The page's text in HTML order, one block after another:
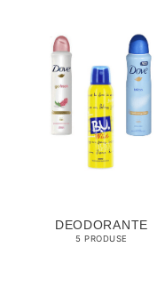
DEODORANTE
5 PRODUSE